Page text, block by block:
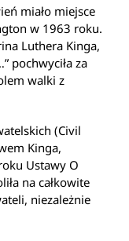
miało miejsce
w 1963 roku.
Luthera Kinga,
pochwyciła za
walki z
(Civil
Kinga,
Ustawy O
na całkowite
niezależnie